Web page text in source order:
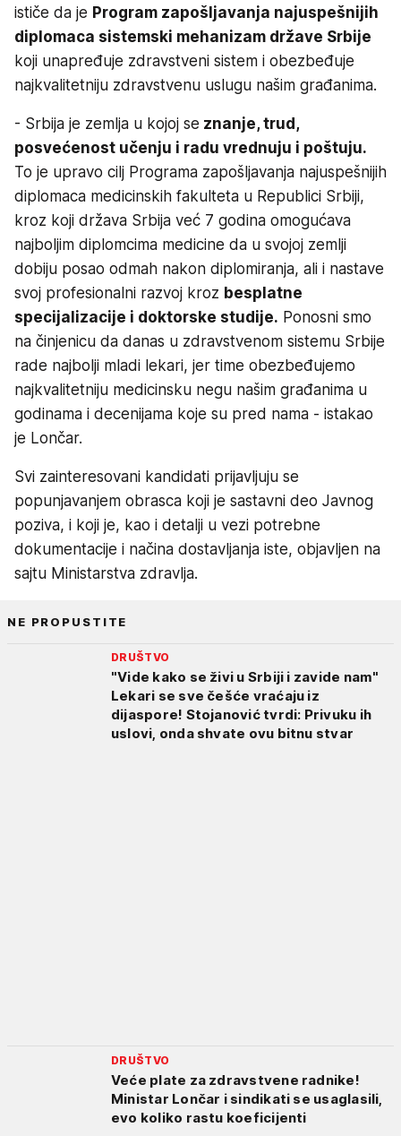
ističe da je Program zapošljavanja najuspešnijih
diplomaca sistemski mehanizam države Srbije
koji unapređuje zdravstveni sistem i obezbeđuje
najkvalitetniju zdravstvenu uslugu našim građanima.
- Srbija je zemlja u kojoj se znanje, trud,
posvećenost učenju i radu vrednuju i poštuju.
To je upravo cilj Programa zapošljavanja najuspešnijih
diplomaca medicinskih fakulteta u Republici Srbiji,
kroz koji država Srbija već 7 godina omogućava
najboljim diplomcima medicine da u svojoj zemlji
dobiju posao odmah nakon diplomiranja, ali i nastave
svoj profesionalni razvoj kroz besplatne
specijalizacije i doktorske studije. Ponosni smo
na činjenicu da danas u zdravstvenom sistemu Srbije
rade najbolji mladi lekari, jer time obezbeđujemo
najkvalitetniju medicinsku negu našim građanima u
godinama i decenijama koje su pred nama - istakao
je Lončar.
Svi zainteresovani kandidati prijavljuju se
popunjavanjem obrasca koji je sastavni deo Javnog
poziva, i koji je, kao i detalji u vezi potrebne
dokumentacije i načina dostavljanja iste, objavljen na
sajtu Ministarstva zdravlja.
NE PROPUSTITE
DRUŠTVO
"Vide kako se živi u Srbiji i zavide nam"
Lekari se sve češće vraćaju iz
dijaspore! Stojanović tvrdi: Privuku ih
uslovi, onda shvate ovu bitnu stvar
DRUŠTVO
Veće plate za zdravstvene radnike!
Ministar Lončar i sindikati se usaglasili,
evo koliko rastu koeficijenti